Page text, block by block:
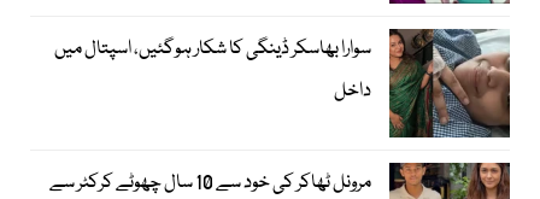
سوارا بھاسکر ڈینگی کا شکار ہوگئیں، اسپتال میں
داخل
مرونل ٹھاکر کی خود سے 10 سال چھوٹے کرکٹر سے